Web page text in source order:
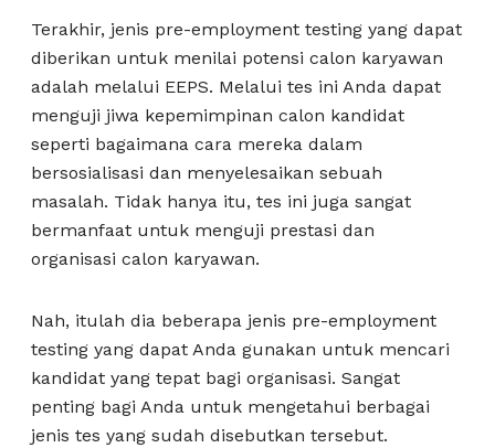
Terakhir, jenis pre-employment testing yang dapat
diberikan untuk menilai potensi calon karyawan
adalah melalui EEPS. Melalui tes ini Anda dapat
menguji jiwa kepemimpinan calon kandidat
seperti bagaimana cara mereka dalam
bersosialisasi dan menyelesaikan sebuah
masalah. Tidak hanya itu, tes ini juga sangat
bermanfaat untuk menguji prestasi dan
organisasi calon karyawan.
Nah, itulah dia beberapa jenis pre-employment
testing yang dapat Anda gunakan untuk mencari
kandidat yang tepat bagi organisasi. Sangat
penting bagi Anda untuk mengetahui berbagai
jenis tes yang sudah disebutkan tersebut.